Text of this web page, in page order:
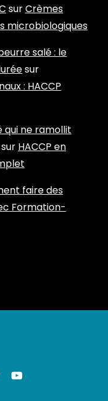
surCrèmes
microbiologiques
salé : le
sur
: HACCP
qui ne ramollit
sur HACCP en
faire des
Formation-